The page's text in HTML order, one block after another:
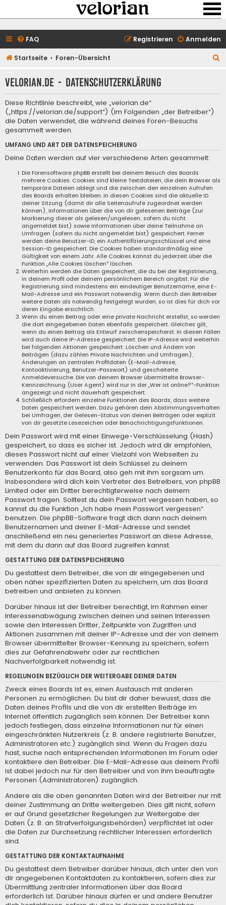
FAQ Anmelden
Registrieren
Startseite Foren-Übersicht
h
velorian.de - Datenschutzerklärung
Diese Richtlinie beschreibt, wie „velorian.de“
(„https://velorian.de/support“) (im Folgenden „der Betreiber“)
die Daten verwendet, die während deines Foren-Besuchs
gesammelt werden.
UMFANG UND ART DER DATENSPEICHERUNG
Deine Daten werden auf vier verschiedene Arten gesammelt:
Die Forensoftware phpBB erstellt bei deinem Besuch des Boards
mehrere Cookies. Cookies sind kleine Textdateien, die dein Browser als
temporäre Dateien ablegt und die zwischen den einzelnen Aufrufen
des Boards erhalten bleiben. In diesen Cookies sind die aktuelle ID
deiner Sitzung (damit dir alle Seitenaufrufe zugeordnet werden
können), Informationen über die von dir gelesenen Beiträge (zur
Markierung dieser als gelesen/ungelesen; sofern du nicht
angemeldet bist) sowie Informationen über deine Teilnahme an
Umfragen (sofern du nicht angemeldet bist) gespeichert. Ferner
werden deine Benutzer-ID, ein Authentifizierungsschlüssel und eine
Session-ID gespeichert. Die Cookies haben standardmäßig eine
Gültigkeit von einem Jahr. Alle Cookies kannst du jederzeit über die
Funktion „Alle Cookies löschen“ löschen.
Weiterhin werden die Daten gespeichert, die du bei der Registrierung,
in deinem Profil oder deinem persönlichem Bereich angibst. Für die
Registrierung sind mindestens ein eindeutiger Benutzername, eine E-
Mail-Adresse und ein Passwort notwendig. Wenn durch den Betreiber
weitere Daten als notwendig festgelegt wurden, so ist dies für dich vor
deren Eingabe ersichtlich.
Wenn du einen Beitrag oder eine private Nachricht erstellst, so werden
die dort eingegebenen Daten ebenfalls gespeichert. Gleiches gilt,
wenn du einen Beitrag als Entwurf zwischenspeicherst. In diesen Fällen
wird auch deine IP-Adresse gespeichert. Die IP-Adresse wird weiterhin
bei folgenden Aktionen gespeichert: Löschen und Ändern von
Beiträgen (dazu zählen Private Nachrichten und Umfragen),
Änderungen an zentralen Profildaten (E-Mail-Adresse,
Kontoaktivierung, Benutzer-Passwort) und gescheiterte
Anmeldeversuche. Die von deinem Browser übermittelte Browser-
Kennzeichnung (User Agent) wird nur in der „Wer ist online?“-Funktion
angezeigt und nicht dauerhaft gespeichert.
Schließlich erfordern einzelne Funktionen des Boards, dass weitere
Daten gespeichert werden. Dazu gehören dein Abstimmungsverhalten
bei Umfragen, der Gelesen-Status von deinen Beiträgen oder explizit
von dir gesetzte Lesezeichen oder Benachrichtigungsfunktionen.
Dein Passwort wird mit einer Einwege-Verschlüsselung (Hash)
gespeichert, so dass es sicher ist. Jedoch wird dir empfohlen,
dieses Passwort nicht auf einer Vielzahl von Webseiten zu
verwenden. Das Passwort ist dein Schlüssel zu deinem
Benutzerkonto für das Board, also geh mit ihm sorgsam um.
Insbesondere wird dich kein Vertreter des Betreibers, von phpBB
Limited oder ein Dritter berechtigterweise nach deinem
Passwort fragen. Solltest du dein Passwort vergessen haben, so
kannst du die Funktion „Ich habe mein Passwort vergessen“
benutzen. Die phpBB-Software fragt dich dann nach deinem
Benutzernamen und deiner E-Mail-Adresse und sendet
anschließend ein neu generiertes Passwort an diese Adresse,
mit dem du dann auf das Board zugreifen kannst.
GESTATTUNG DER DATENSPEICHERUNG
Du gestattest dem Betreiber, die von dir eingegebenen und
oben näher spezifizierten Daten zu speichern, um das Board
betreiben und anbieten zu können.
Darüber hinaus ist der Betreiber berechtigt, im Rahmen einer
Interessenabwägung zwischen deinen und seinen Interessen
sowie den Interessen Dritter, Zeitpunkte von Zugriffen und
Aktionen zusammen mit deiner IP-Adresse und der von deinem
Browser übermittelter Browser-Kennung zu speichern, sofern
dies zur Gefahrenabwehr oder zur rechtlichen
Nachverfolgbarkeit notwendig ist.
REGELUNGEN BEZÜGLICH DER WEITERGABE DEINER DATEN
Zweck eines Boards ist es, einen Austausch mit anderen
Personen zu ermöglichen. Du bist dir daher bewusst, dass die
Daten deines Profils und die von dir erstellten Beiträge im
Internet öffentlich zugänglich sein können. Der Betreiber kann
jedoch festlegen, dass einzelne Informationen nur für einen
eingeschränkten Nutzerkreis (z. B. andere registrierte Benutzer,
Administratoren etc.) zugänglich sind. Wenn du Fragen dazu
hast, suche nach entsprechenden Informationen im Forum oder
kontaktiere den Betreiber. Die E-Mail-Adresse aus deinem Profil
ist dabei jedoch nur für den Betreiber und von ihm beauftragte
Personen (Administratoren) zugänglich.
Andere als die oben genannten Daten wird der Betreiber nur mit
deiner Zustimmung an Dritte weitergeben. Dies gilt nicht, sofern
er auf Grund gesetzlicher Regelungen zur Weitergabe der
Daten (z. B. an Strafverfolgungsbehörden) verpflichtet ist oder
die Daten zur Durchsetzung rechtlicher Interessen erforderlich
sind.
GESTATTUNG DER KONTAKTAUFNAHME
Du gestattest dem Betreiber darüber hinaus, dich unter den von
dir angegebenen Kontaktdaten zu kontaktieren, sofern dies zur
Übermittlung zentraler Informationen über das Board
erforderlich ist. Darüber hinaus dürfen er und andere Benutzer